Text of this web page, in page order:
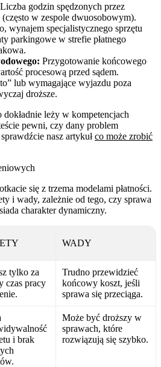
Liczba godzin spędzonych przez
w zespole dwuosobowym).
wynajem specjalistycznego sprzętu
parkingowe w strefie płatnego
Przygotowanie końcowego
procesową przed sądem.
lub wymagające wyjazdu poza
droższe.
leży w kompetencjach
pewni, czy dany problem
nasz artykułco może zrobić
się z trzema modelami płatności.
i wady, zależnie od tego, czy sprawa
charakter dynamiczny.
WADY
tylko za
czas pracy
Trudno przewidzieć
końcowy koszt, jeśli
sprawa się przeciąga.
i brak
Może być droższy w
sprawach, które
rozwiązują się szybko.